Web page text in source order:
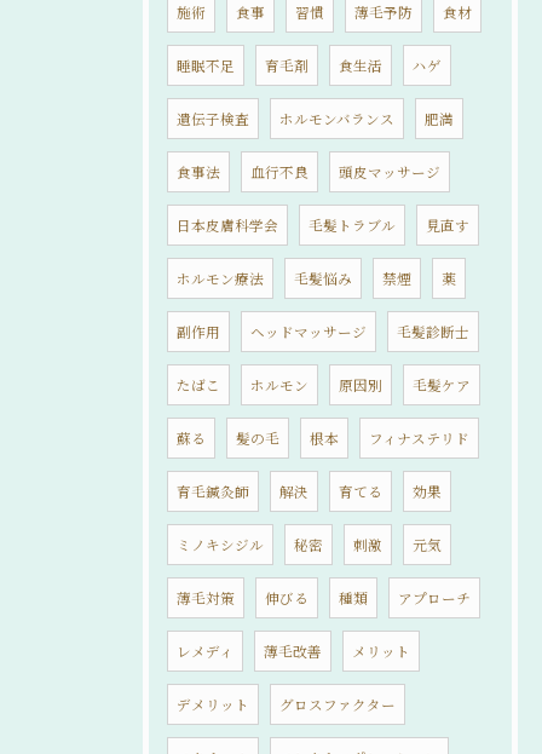
施術 食事 習慣 薄毛予防 食材
睡眠不足 育毛剤 食生活 ハゲ
遺伝子検査 ホルモンバランス 肥満
食事法 血行不良 頭皮マッサージ
日本皮膚科学会 毛髪トラブル 見直す
ホルモン療法 毛髪悩み 禁煙 薬
副作用 ヘッドマッサージ 毛髪診断士
たばこ ホルモン 原因別 毛髪ケア
蘇る 髪の毛 根本 フィナステリド
育毛鍼灸師 解決 育てる 効果
ミノキシジル 秘密 刺激 元気
薄毛対策 伸びる 種類 アプローチ
レメディ 薄毛改善 メリット
デメリット グロスファクター